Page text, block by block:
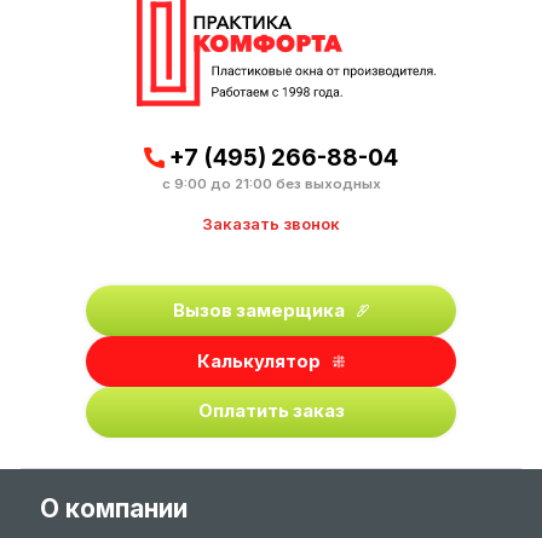
+7 (495) 266-88-04
с 9:00 до 21:00 без выходных
Заказать звонок
Вызов замерщика
Калькулятор
Оплатить заказ
О компании